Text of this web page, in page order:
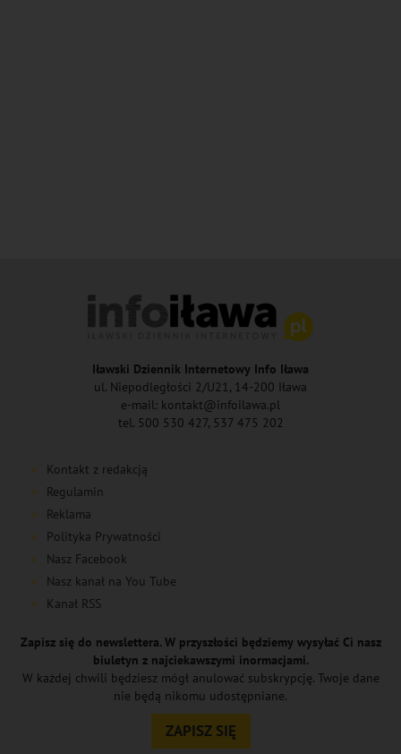
Iławski Dziennik Internetowy Info Iława
ul. Niepodległości 2/U21, 14-200 Iława
e-mail: kontakt@infoilawa.pl
tel. 500 530 427, 537 475 202
Kontakt z redakcją
Regulamin
Reklama
Polityka Prywatności
Nasz Facebook
Nasz kanał na You Tube
Kanał RSS
Zapisz się do newslettera. W przyszłości będziemy wysyłać Ci nasz
biuletyn z najciekawszymi inormacjami.
W każdej chwili będziesz mógł anulować subskrypcję. Twoje dane
nie będą nikomu udostępniane.
ZAPISZ SIĘ